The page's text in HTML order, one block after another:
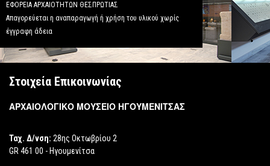
ΕΦΟΡΕΙΑ ΑΡΧΑΙΟΤΗΤΩΝ ΘΕΣΠΡΩΤΙΑΣ
Απαγορεύεται η αναπαραγωγή ή χρήση του υλικού χωρίς
έγγραφη άδεια
Στοιχεία Επικοινωνίας
ΑΡΧΑΙΟΛΟΓΙΚΟ ΜΟΥΣΕΙΟ ΗΓΟΥΜΕΝΙΤΣΑΣ
Ταχ. Δ/νση: 28ης Οκτωβρίου 2
GR 461 00 - Ηγουμενίτσα